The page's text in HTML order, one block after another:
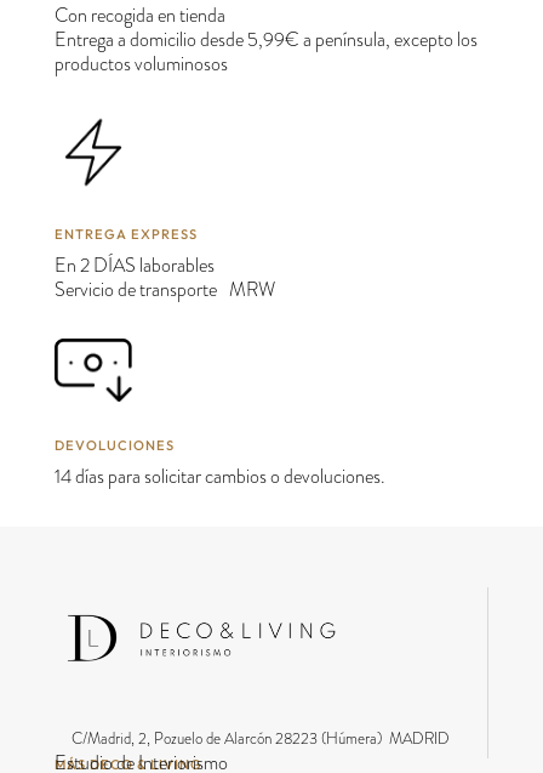
Con recogida en tienda
Entrega a domicilio desde 5,99€ a península, excepto los
productos voluminosos
ENTREGA EXPRESS
En 2 DÍAS laborables
Servicio de transporte MRW
DEVOLUCIONES
14 días para solicitar cambios o devoluciones.
C/Madrid, 2, Pozuelo de Alarcón 28223 (Húmera) MADRID
MÁS DECO & LIVING
Estudio de Interiorismo